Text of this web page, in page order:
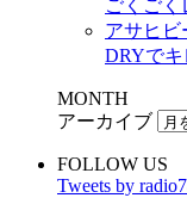
ごくごく
アサヒビ
DRYでキ
MONTH
アーカイブ
FOLLOW US
Tweets by